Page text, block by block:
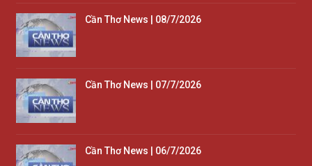
Cần Thơ News | 08/7/2026
Cần Thơ News | 07/7/2026
Cần Thơ News | 06/7/2026